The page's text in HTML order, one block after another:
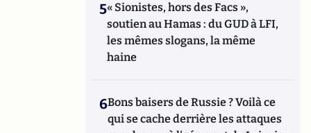
5« Sionistes, hors des Facs »,
soutien au Hamas : du GUD à LFI,
les mêmes slogans, la même
haine
6Bons baisers de Russie ? Voilà ce
qui se cache derrière les attaques